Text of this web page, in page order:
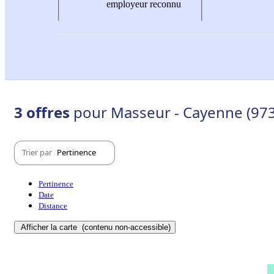
employeur reconnu
3 offres pour Masseur - Cayenne
Trier par Pertinence
Pertinence
Date
Distance
Afficher la carte (contenu non-accessible)